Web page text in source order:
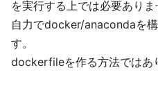
を実行する上では必要ありま
自力でdocker/anacondaを
す。
dockerfileを作る方法ではあ